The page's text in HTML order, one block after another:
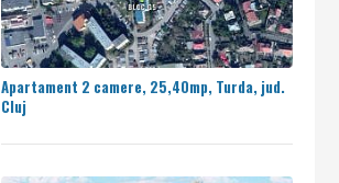
Apartament 2 camere, 25,40mp, Turda, jud.
Cluj